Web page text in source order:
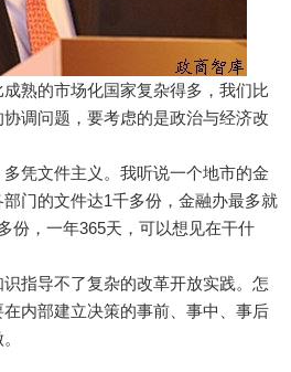
熟的市场化国家复杂得多，我们比
调问题，要考虑的是政治与经济改
凭文件主义。我听说一个地市的金
门的文件达1千多份，金融办最多就
份，一年365天，可以想见在干什
指导不了复杂的改革开放实践。怎
内部建立决策的事前、事中、事后